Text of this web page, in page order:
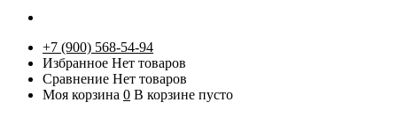
+7 (900) 568-54-94
Избранное Нет товаров
Сравнение Нет товаров
Моя корзина 0 В корзине пусто